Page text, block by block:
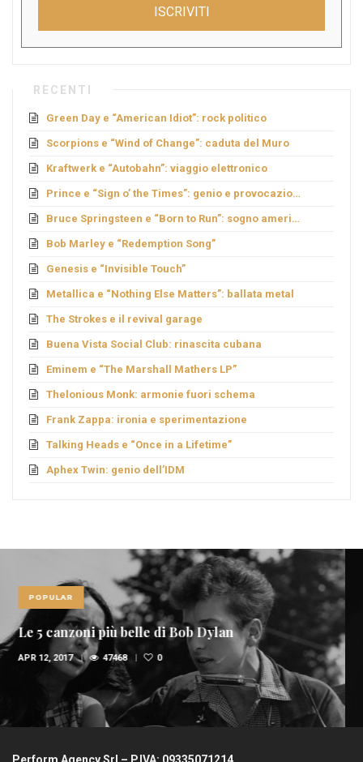
ISCRIVITI
RECENTI
Green Day e “American Idiot”: rock politico
Scorpions e “Wind of Change”: caduta del Muro
Kraftwerk e “Autobahn”: viaggio elettronico
Prince e “Sign o’ the Times”: genio e provocazione
Bruce Springsteen e “Born to Run”: sogno americano
Bob Marley e “Redemption Song”
Genesis e “Invisible Touch”
Metallica e “Nothing Else Matters”: ballata metal
The Strokes e il revival garage
Buena Vista Social Club: rinascita cubana
Eminem e “The Marshall Mathers LP”
Thelonious Monk: armonie fuori schema
Frank Zappa: ironia e sperimentazione
Talking Heads e “Once in a Lifetime”
Aphex Twin: genio dell’IDM
POPULAR
Le 10 canzoni più sexy di sempre
FEB 6, 2017 36950